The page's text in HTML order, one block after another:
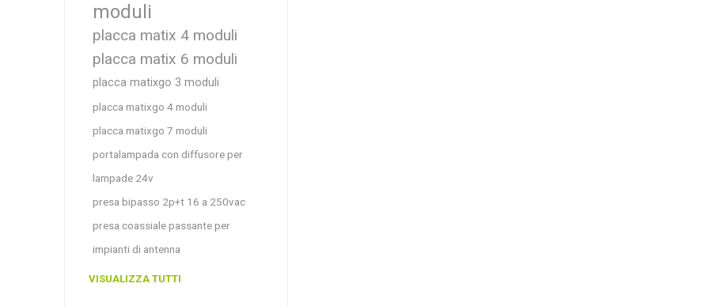
moduli
placca matix 4 moduli
placca matix 6 moduli
placca matixgo 3 moduli
placca matixgo 4 moduli
placca matixgo 7 moduli
portalampada con diffusore per
lampade 24v
presa bipasso 2p+t 16 a 250vac
presa coassiale passante per
impianti di antenna
VISUALIZZA TUTTI